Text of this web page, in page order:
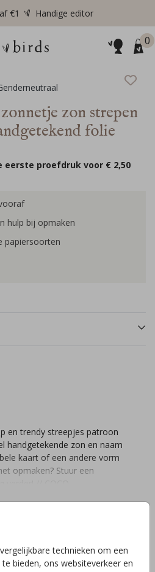
€1 Handige editor
0
technieken om een
bieden, ons websiteverkeer en
zon strepen
folie
eerste proefdruk voor € 2,50
hulp bij opmaken
papiersoorten
en trendy streepjes patroon
handgetekende zon en naam
kaart of een andere vorm
opmaken? Stuur een